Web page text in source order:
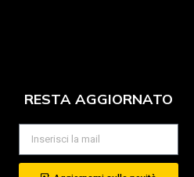
RESTA AGGIORNATO